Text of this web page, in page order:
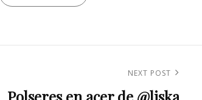
NEXT POST